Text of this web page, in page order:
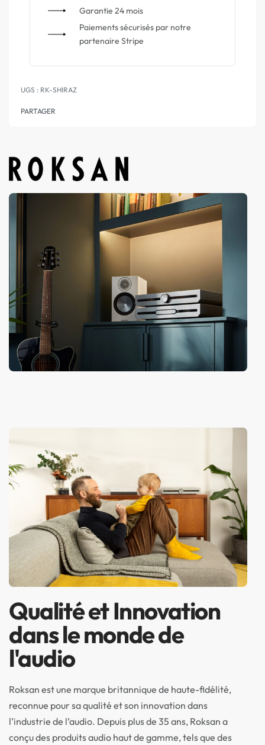
Garantie 24 mois
Paiements sécurisés par notre
partenaire Stripe
RK-SHIRAZ
PARTAGER
Qualité et Innovation
dans le monde de
l'audio
Roksan est une marque britannique de haute-fidélité,
reconnue pour sa qualité et son innovation dans
l’industrie de l’audio. Depuis plus de 35 ans, Roksan a
conçu des produits audio haut de gamme, tels que des